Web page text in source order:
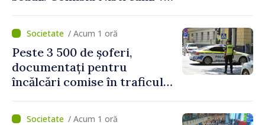
/ Acum 1 oră
Peste 3 500 de șoferi,
documentați pentru
încălcări comise în traficul
depășit limita de viteză
/ Acum 1 oră